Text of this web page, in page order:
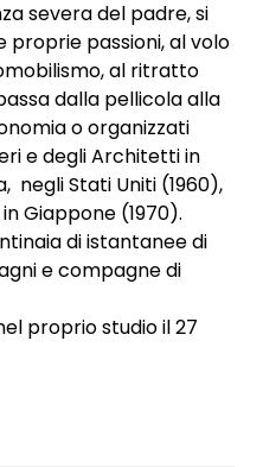
severa del padre, si
passioni, al volo
al ritratto
dalla pellicola alla
o organizzati
e degli Architetti in
negli Stati Uniti (1960),
Giappone (1970).
di istantanee di
e compagne di
proprio studio il 27